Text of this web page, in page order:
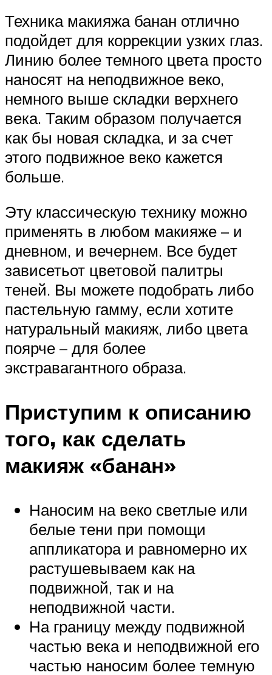
Техника макияжа банан отлично
подойдет для коррекции узких глаз.
Линию более темного цвета просто
наносят на неподвижное веко,
немного выше складки верхнего
века. Таким образом получается
как бы новая складка, и за счет
этого подвижное веко кажется
больше.
Эту классическую технику можно
применять в любом макияже – и
дневном, и вечернем. Все будет
зависетьот цветовой палитры
теней. Вы можете подобрать либо
пастельную гамму, если хотите
натуральный макияж, либо цвета
поярче – для более
экстравагантного образа.
Приступим к описанию
того, как сделать
макияж «банан»
Наносим на веко светлые или
белые тени при помощи
аппликатора и равномерно их
растушевываем как на
подвижной, так и на
неподвижной части.
На границу между подвижной
частью века и неподвижной его
частью наносим более темную